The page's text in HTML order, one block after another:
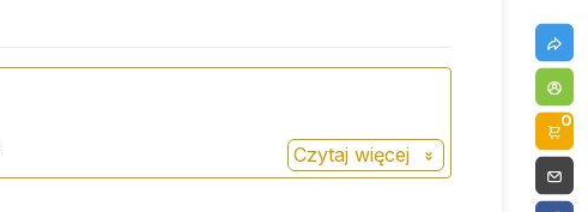
Czytaj więcej
0